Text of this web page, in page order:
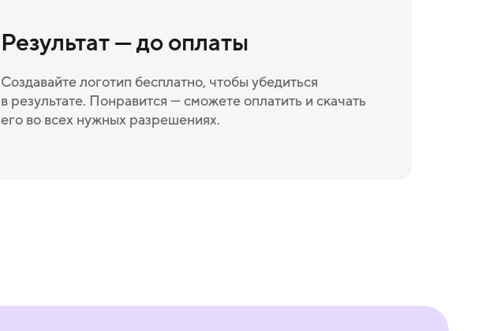
Результат — до оплаты
Создавайте логотип бесплатно, чтобы убедиться
в результате. Понравится — сможете оплатить и скачать
его во всех нужных разрешениях.